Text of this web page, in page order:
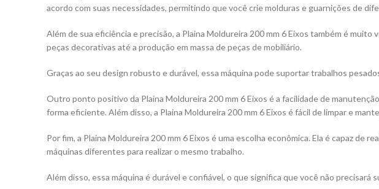
acordo com suas necessidades, permitindo que você crie molduras e guarnições de
Além de sua eficiência e precisão, a Plaina Moldureira 200 mm 6 Eixos também é
peças decorativas até a produção em massa de peças de mobiliário.
Graças ao seu design robusto e durável, essa máquina pode suportar trabalhos
Outro ponto positivo da Plaina Moldureira 200 mm 6 Eixos é a facilidade de
forma eficiente. Além disso, a Plaina Moldureira 200 mm 6 Eixos é fácil de limpar e
Por fim, a Plaina Moldureira 200 mm 6 Eixos é uma escolha econômica. Ela é capaz de
máquinas diferentes para realizar o mesmo trabalho.
Além disso, essa máquina é durável e confiável, o que significa que você não precisará